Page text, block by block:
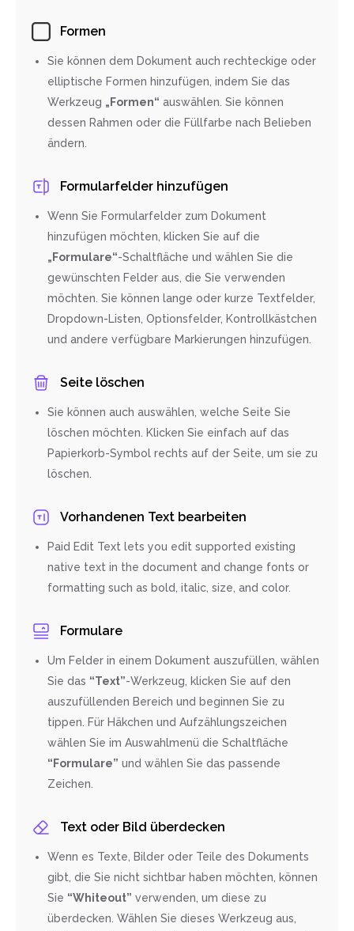
Formen
Sie können dem Dokument auch rechteckige oder
elliptische Formen hinzufügen, indem Sie das
Werkzeug „Formen“ auswählen. Sie können
dessen Rahmen oder die Füllfarbe nach Belieben
ändern.
Formularfelder hinzufügen
Wenn Sie Formularfelder zum Dokument
hinzufügen möchten, klicken Sie auf die
„Formulare“-Schaltfläche und wählen Sie die
gewünschten Felder aus, die Sie verwenden
möchten. Sie können lange oder kurze Textfelder,
Dropdown-Listen, Optionsfelder, Kontrollkästchen
und andere verfügbare Markierungen hinzufügen.
Seite löschen
Sie können auch auswählen, welche Seite Sie
löschen möchten. Klicken Sie einfach auf das
Papierkorb-Symbol rechts auf der Seite, um sie zu
löschen.
Vorhandenen Text bearbeiten
Paid Edit Text lets you edit supported existing
native text in the document and change fonts or
formatting such as bold, italic, size, and color.
Formulare
Um Felder in einem Dokument auszufüllen, wählen
Sie das “Text”-Werkzeug, klicken Sie auf den
auszufüllenden Bereich und beginnen Sie zu
tippen. Für Häkchen und Aufzählungszeichen
wählen Sie im Auswahlmenü die Schaltfläche
“Formulare” und wählen Sie das passende
Zeichen.
Text oder Bild überdecken
Wenn es Texte, Bilder oder Teile des Dokuments
gibt, die Sie nicht sichtbar haben möchten, können
Sie “Whiteout” verwenden, um diese zu
überdecken. Wählen Sie dieses Werkzeug aus,